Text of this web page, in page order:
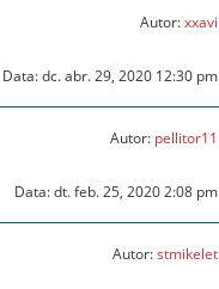
Autor:xxavi
Data: dc. abr. 29, 2020 12:30 pm
Autor: pellitor11
Data: dt. feb. 25, 2020 2:08 pm
Autor:stmikelet